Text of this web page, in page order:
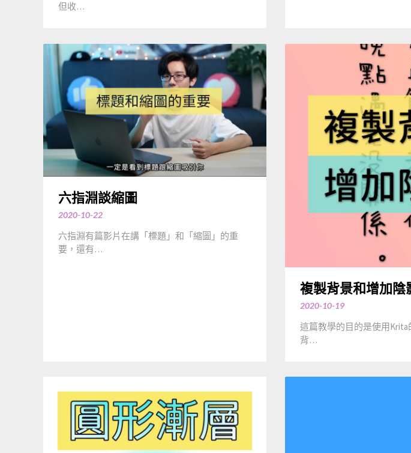
但收…
六指淵談縮圖
2020-10-22
六指淵有篇影片在講「標題」和「縮圖」的重
要，還有…
複製背景和增加陰
2020-10-19
這篇教學的目的是使用
背…